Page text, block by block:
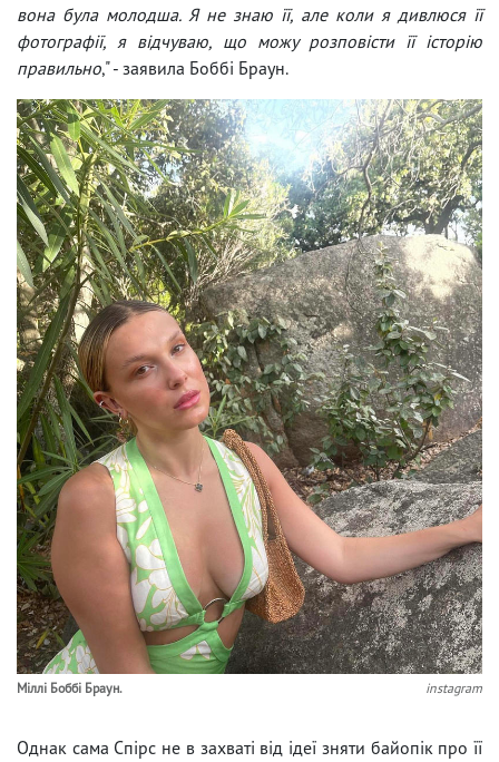
вона була молодша. Я не знаю її, але коли я дивлюся її
фотографії, я відчуваю, що можу розповісти її історію
правильно," - заявила Боббі Браун.
Міллі Боббі Браун. instagram
Однак сама Спірс не в захваті від ідеї зняти байопік про її